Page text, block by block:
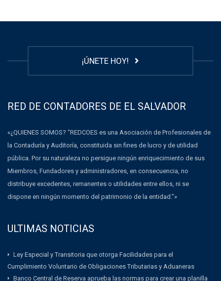
¡ÚNETE HOY!
RED DE CONTADORES DE EL SALVADOR
«¿QUIENES SOMOS? “REDCOES es una Asociación de Profesionales de
la Contaduría y Auditoría, constituida sin fines de lucro y de utilidad
pública. Por su naturaleza no persigue ningún enriquecimiento de sus
Miembros, Fundadores y administradores, en consecuencia, no
distribuye excedentes, remanentes o utilidades entre ellos, ni se
dispone en ningún momento del patrimonio de la entidad.”»
ULTIMAS NOTICIAS
Ley Especial y Transitoria que otorga Facilidades para el
Cumplimiento Voluntario de Obligaciones Tributarias y Aduaneras
Banco Central de Reserva aprueba las normas para crear una planilla